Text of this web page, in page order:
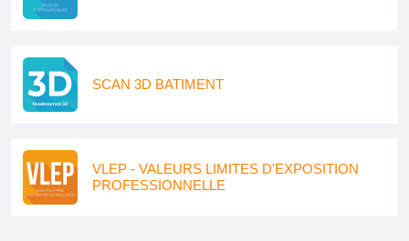
SCAN 3D BATIMENT
VLEP - VALEURS LIMITES D'EXPOSITION
PROFESSIONNELLE